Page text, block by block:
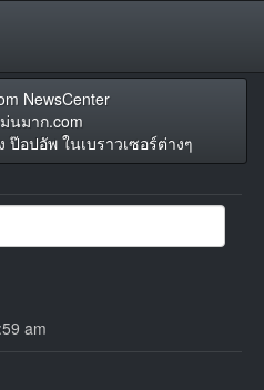
NewsCenter
นมาก.com
อปอัพ ในเบราวเซอร์ต่างๆ
am